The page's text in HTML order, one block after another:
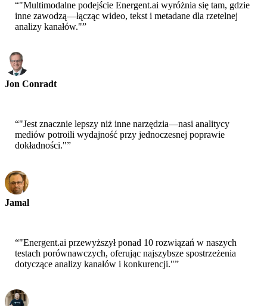
“"Multimodalne podejście Energent.ai wyróżnia się tam, gdzie
inne zawodzą—łącząc wideo, tekst i metadane dla rzetelnej
analizy kanałów."”
Jon Conradt
“"Jest znacznie lepszy niż inne narzędzia—nasi analitycy
mediów potroili wydajność przy jednoczesnej poprawie
dokładności."”
Jamal
“"Energent.ai przewyższył ponad 10 rozwiązań w naszych
testach porównawczych, oferując najszybsze spostrzeżenia
dotyczące analizy kanałów i konkurencji."”